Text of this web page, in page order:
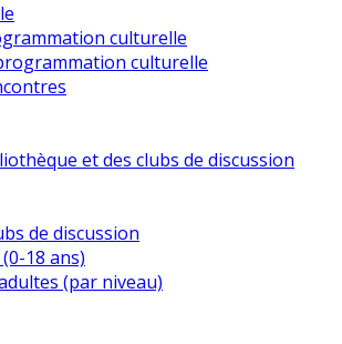
culturelle
culturelle
et des clubs de discussion
de discussion
18 ans)
(par niveau)